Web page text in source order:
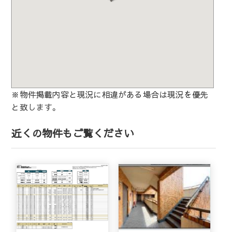
※物件掲載内容と現況に相違がある場合は現況を優先
と致します。
近くの物件もご覧ください